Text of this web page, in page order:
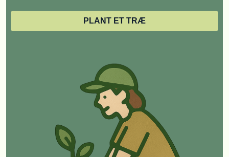
PLANT ET TRÆ